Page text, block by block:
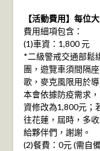
【活動費用】每位
費用細項包含：
(1)車資：1,800 元
*二級警戒交通部鬆
團，遊覽車須間隔
歌，麥克風限用於
本會依據防疫需求
資修改為1,800元；
往花蓮，屆時，多
給夥伴們，謝謝。
(2)餐費：0元 (需自